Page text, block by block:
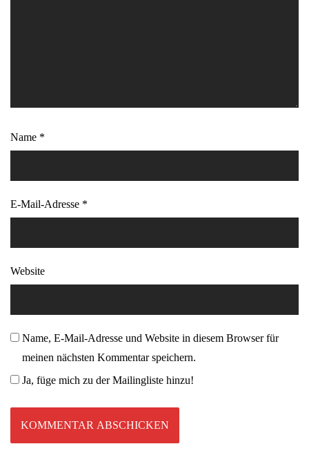
Name *
E-Mail-Adresse *
Website
Name, E-Mail-Adresse und Website in diesem Browser für
meinen nächsten Kommentar speichern.
Ja, füge mich zu der Mailingliste hinzu!